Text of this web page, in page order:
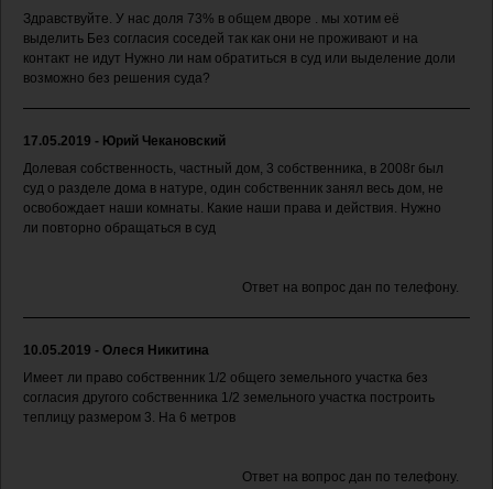
Здравствуйте. У нас доля 73% в общем дворе . мы хотим её
выделить Без согласия соседей так как они не проживают и на
контакт не идут Нужно ли нам обратиться в суд или выделение доли
возможно без решения суда?
17.05.2019 - Юрий Чекановский
Долевая собственность, частный дом, 3 собственника, в 2008г был
суд о разделе дома в натуре, один собственник занял весь дом, не
освобождает наши комнаты. Какие наши права и действия. Нужно
ли повторно обращаться в суд
Ответ на вопрос дан по телефону.
10.05.2019 - Олеся Никитина
Имеет ли право собственник 1/2 общего земельного участка без
согласия другого собственника 1/2 земельного участка построить
теплицу размером 3. На 6 метров
Ответ на вопрос дан по телефону.